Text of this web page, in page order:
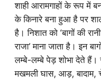
शाही आरामगाहों के रूप में
के किनारे बना हुआ है पर
है। निशात को ‘बागों की
राजा’ माना जाता है। इन
लम्बे-लम्बे पेड़ शोभा देते हैं।
मखमली घास, आड़, बादाम,